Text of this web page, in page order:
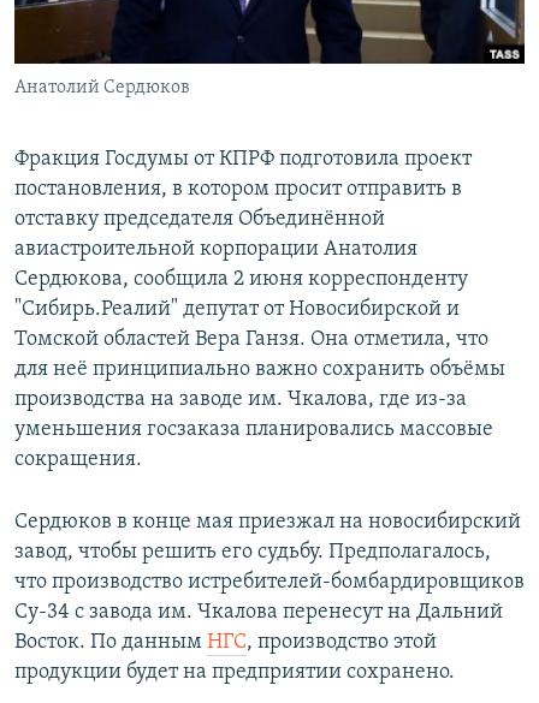
Анатолий Сердюков
Фракция Госдумы от КПРФ подготовила проект
постановления, в котором просит отправить в
отставку председателя Объединённой
авиастроительной корпорации Анатолия
Сердюкова, сообщила 2 июня корреспонденту
"Сибирь.Реалий" депутат от Новосибирской и
Томской областей Вера Ганзя. Она отметила, что
для неё принципиально важно сохранить объёмы
производства на заводе им. Чкалова, где из-за
уменьшения госзаказа планировались массовые
сокращения.
Сердюков в конце мая приезжал на новосибирский
завод, чтобы решить его судьбу. Предполагалось,
что производство истребителей-бомбардировщиков
Су-34 с завода им. Чкалова перенесут на Дальний
Восток. По данным НГС, производство этой
продукции будет на предприятии сохранено.